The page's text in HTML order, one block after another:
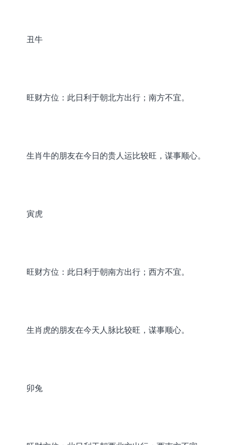
丑牛
旺财方位：此日利于朝北方出行；南方不宜。
生肖牛的朋友在今日的贵人运比较旺，谋事顺心。
寅虎
旺财方位：此日利于朝南方出行；西方不宜。
生肖虎的朋友在今天人脉比较旺，谋事顺心。
卯兔